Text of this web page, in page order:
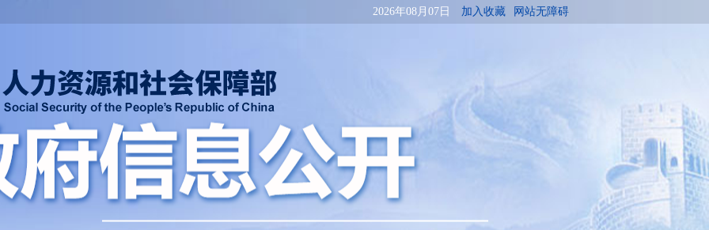
2026年08月07日 加入收藏 网站无障碍